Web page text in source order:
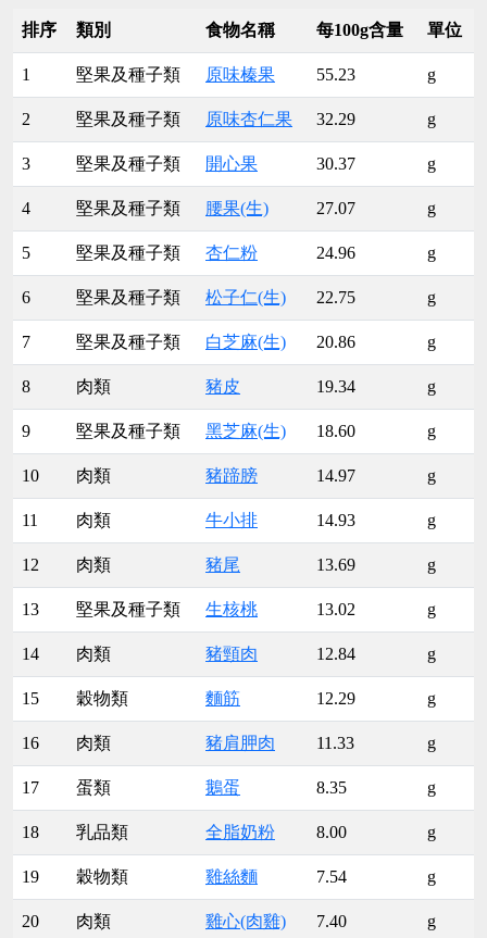
排序 類別 食物名稱 每100g含量 單位
1 堅果及種子類 原味榛果 55.23 g
2 堅果及種子類 原味杏仁果 32.29 g
3 堅果及種子類 開心果 30.37 g
4 堅果及種子類 腰果(生) 27.07 g
5 堅果及種子類 杏仁粉 24.96 g
6 堅果及種子類 松子仁(生) 22.75 g
7 堅果及種子類 白芝麻(生) 20.86 g
8 肉類 豬皮 19.34 g
9 堅果及種子類 黑芝麻(生) 18.60 g
10 肉類 豬蹄膀 14.97 g
11 肉類 牛小排 14.93 g
12 肉類 豬尾 13.69 g
13 堅果及種子類 生核桃 13.02 g
14 肉類 豬頸肉 12.84 g
15 穀物類 麵筋 12.29 g
16 肉類 豬肩胛肉 11.33 g
17 蛋類 鵝蛋 8.35 g
18 乳品類 全脂奶粉 8.00 g
19 穀物類 雞絲麵 7.54 g
20 肉類 雞心(肉雞) 7.40 g